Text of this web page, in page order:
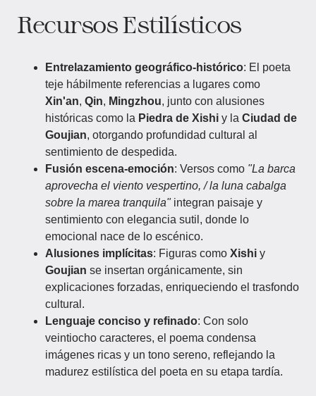
Recursos Estilísticos
Entrelazamiento geográfico-histórico: El poeta
teje hábilmente referencias a lugares como
Xin'an, Qin, Mingzhou, junto con alusiones
históricas como la Piedra de Xishi y la Ciudad de
Goujian, otorgando profundidad cultural al
sentimiento de despedida.
Fusión escena-emoción: Versos como "La barca
aprovecha el viento vespertino, / la luna cabalga
sobre la marea tranquila"integran paisaje y
sentimiento con elegancia sutil, donde lo
emocional nace de lo escénico.
Alusiones implícitas: Figuras como Xishi y
Goujian se insertan orgánicamente, sin
explicaciones forzadas, enriqueciendo el trasfondo
cultural.
Lenguaje conciso y refinado: Con solo
veintiocho caracteres, el poema condensa
imágenes ricas y un tono sereno, reflejando la
madurez estilística del poeta en su etapa tardía.